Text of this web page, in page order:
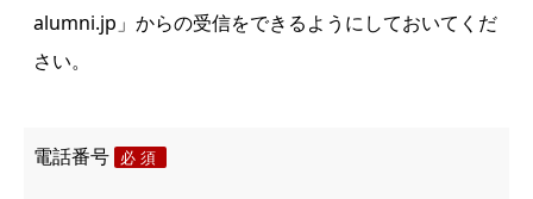
alumni.jp」からの受信をできるようにしておいてくだ
さい。
電話番号 必須